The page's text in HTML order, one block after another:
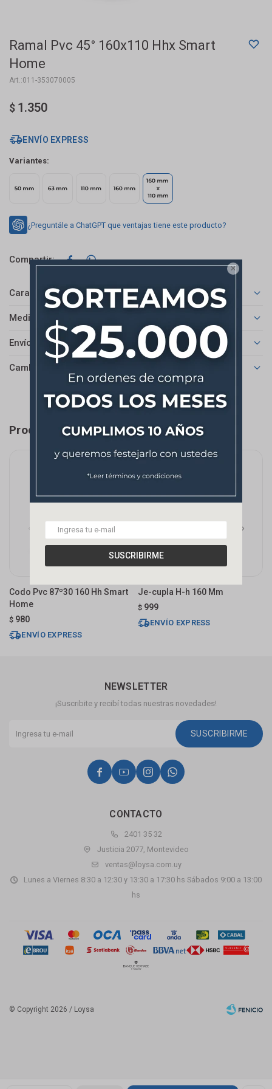

SUSCRIBIRME
Ramal Pvc 45° 160x110 Hhx Smart
Home
011-353070005
$ 1.350
ENVÍO EXPRESS
Variantes:
¿Preguntále a ChatGPT que ventajas tiene este producto?
 
Características
Medios de pago
Envíos
Cambios y Devoluciones
Productos que te pueden interesar
Codo Pvc 87º30 160 Hh Smart
Home
$ 980
ENVÍO EXPRESS
Je-cupla H-h 160 Mm
$ 999
ENVÍO EXPRESS
CONTACTO
2401 35 32
Justicia 2077, Montevideo
ventas@loysa.com.uy
Lunes a Viernes 8:30 a 12:30 y 13:30 a 17:30 hs Sábados 9:00 a 13:00
hs
NEWSLETTER
¡Suscribite y recibí todas nuestras novedades!
SUSCRIBIRME
   
© Copyright 2026 / Loysa